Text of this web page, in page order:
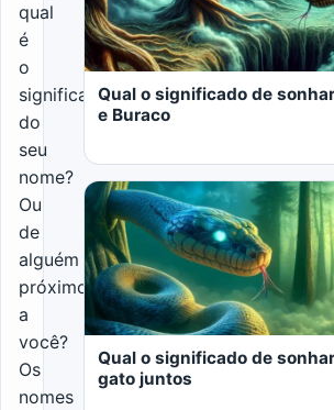
qual
é
o
significado
do
seu
nome?
Ou
de
alguém
próximo
a
você?
Os
nomes
Qual o significado de
e Buraco
LER MAIS
Qual o significado de
gato juntos